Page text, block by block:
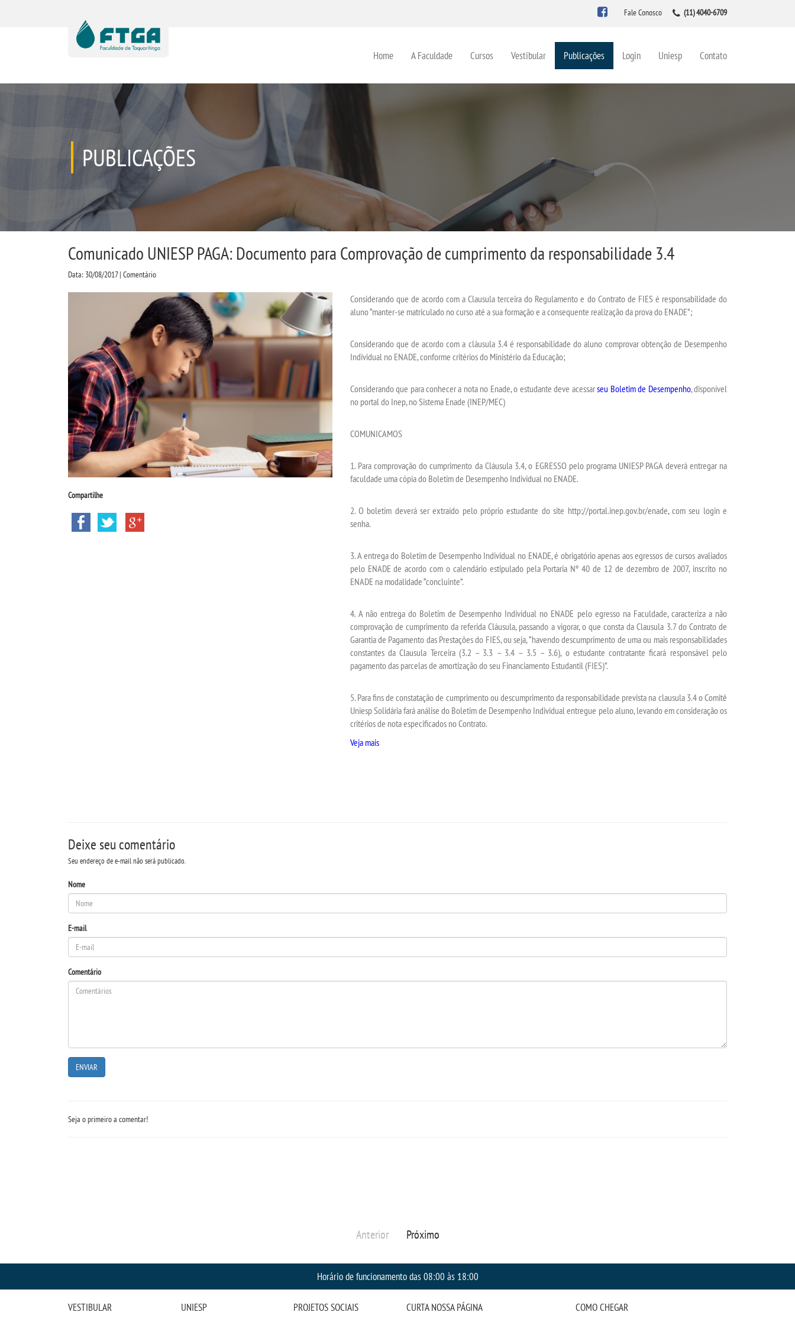
Fale Conosco (11) 4040-6709
Home A Faculdade Cursos Vestibular Publicações Login Uniesp Contato
PUBLICAÇÕES
Comunicado UNIESP PAGA: Documento para Comprovação de cumprimento da responsabilidade 3.4
Data: 30/08/2017 | Comentário
Compartilhe
Considerando que de acordo com a Clausula terceira do Regulamento e do Contrato de FIES é responsabilidade do
aluno “manter-se matriculado no curso até a sua formação e a consequente realização da prova do ENADE”;
Considerando que de acordo com a cláusula 3.4 é responsabilidade do aluno comprovar obtenção de Desempenho
Individual no ENADE, conforme critérios do Ministério da Educação;
Considerando que para conhecer a nota no Enade, o estudante deve acessarseu Boletim de Desempenho, disponível
no portal do Inep, no Sistema Enade (INEP/MEC)
COMUNICAMOS
1. Para comprovação do cumprimento da Cláusula 3.4, o EGRESSO pelo programa UNIESP PAGA deverá entregar na
faculdade uma cópia do Boletim de Desempenho Individual no ENADE.
2. O boletim deverá ser extraído pelo próprio estudante do site http://portal.inep.gov.br/enade, com seu login e
senha.
3. A entrega do Boletim de Desempenho Individual no ENADE, é obrigatório apenas aos egressos de cursos avaliados
pelo ENADE de acordo com o calendário estipulado pela Portaria Nº 40 de 12 de dezembro de 2007, inscrito no
ENADE na modalidade “concluinte”.
4. A não entrega do Boletim de Desempenho Individual no ENADE pelo egresso na Faculdade, caracteriza a não
comprovação de cumprimento da referida Cláusula, passando a vigorar, o que consta da Clausula 3.7 do Contrato de
Garantia de Pagamento das Prestações do FIES, ou seja, “havendo descumprimento de uma ou mais responsabilidades
constantes da Clausula Terceira (3.2 – 3.3 – 3.4 – 3.5 – 3.6), o estudante contratante ficará responsável pelo
pagamento das parcelas de amortização do seu Financiamento Estudantil (FIES)”.
5. Para fins de constatação de cumprimento ou descumprimento da responsabilidade prevista na clausula 3.4 o Comitê
Uniesp Solidária fará análise do Boletim de Desempenho Individual entregue pelo aluno, levando em consideração os
critérios de nota especificados no Contrato.
Veja mais
Deixe seu comentário
Seu endereço de e-mail não será publicado.
Nome
E-mail
Comentário
Seja o primeiro a comentar!
Anterior Próximo
Horário de funcionamento das 08:00 às 18:00
VESTIBULAR UNIESP PROJETOS SOCIAIS CURTA NOSSA PÁGINA COMO CHEGAR